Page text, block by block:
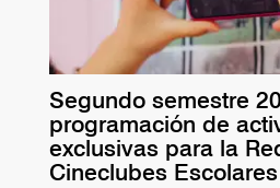
Segundo semestre
programación de
exclusivas para la
Cineclubes Escolares